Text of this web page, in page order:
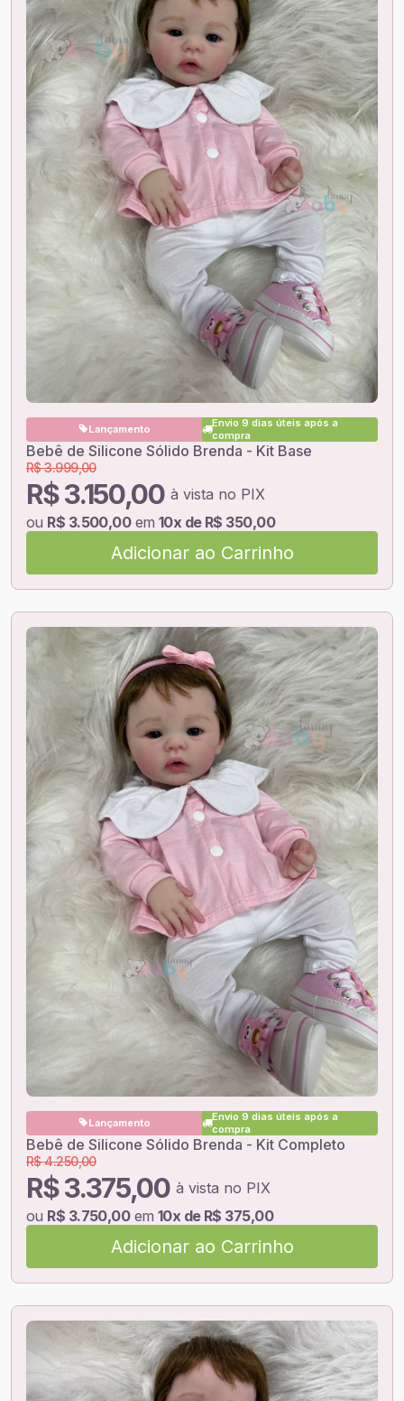
Lançamento
Envio 9 dias úteis após a
compra
Bebê de Silicone Sólido Brenda - Kit Base
R$ 3.150,00 à vista no PIX
R$ 3.999,00
ou R$ 3.500,00em 10x de R$ 350,00
Adicionar ao Carrinho
Lançamento
Envio 9 dias úteis após a
compra
Bebê de Silicone Sólido Brenda - Kit Completo
R$ 3.375,00 à vista no PIX
R$ 4.250,00
ou R$ 3.750,00em 10x de R$ 375,00
Adicionar ao Carrinho